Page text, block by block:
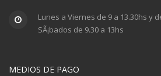
Lunes a Viernes de 9 a 13.30hs y
SÃ¡bados de 9.30 a 13hs
MEDIOS DE PAGO